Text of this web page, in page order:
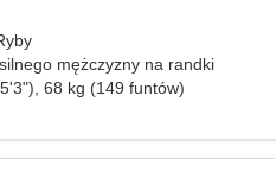
mężczyzny na randki
68 kg (149 funtów)